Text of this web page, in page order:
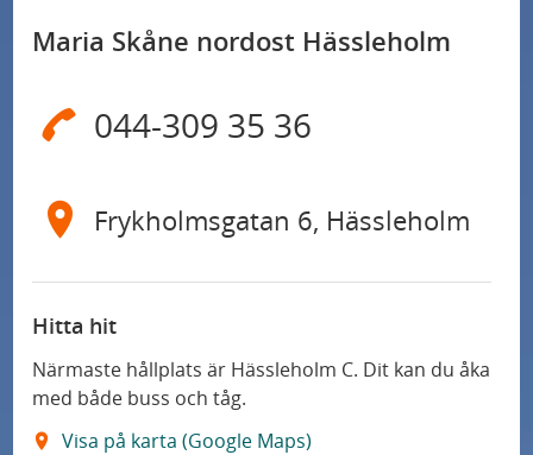
Maria Skåne nordost Hässleholm
044-309 35 36
Frykholmsgatan 6, Hässleholm
Hitta hit
Närmaste hållplats är Hässleholm C. Dit kan du åka
med både buss och tåg.
Visa på karta (Google Maps)